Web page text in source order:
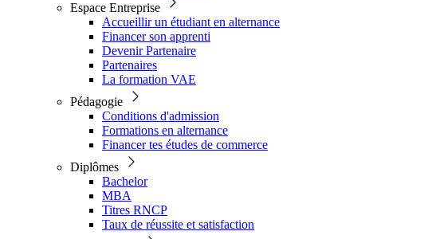
Espace Entreprise
Accueillir un étudiant en alternance
Financer son apprenti
Devenir Partenaire
Partenaires
La formation VAE
Pédagogie
Conditions d'admission
Formations en alternance
Financer tes études de commerce
Diplômes
Bachelor
MBA
Titres RNCP
Taux de réussite et satisfaction